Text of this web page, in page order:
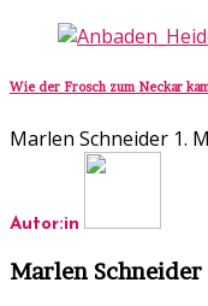
Wie der Frosch zum Neckar
Marlen Schneider 1.
Autor:in
Marlen Schneider